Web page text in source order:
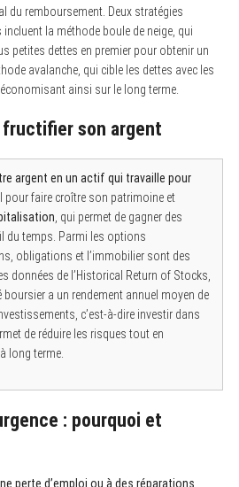
du remboursement. Deux stratégies
incluent la méthode boule de neige, qui
petites dettes en premier pour obtenir un
avalanche, qui cible les dettes avec les
ainsi sur le long terme.
son argent
argent en un actif qui travaille pour
pour faire croître son patrimoine et
, qui permet de gagner des
du temps. Parmi les options
obligations et l’immobilier sont des
données de l’Historical Return of Stocks,
boursier a un rendement annuel moyen de
c’est-à-dire investir dans
de réduire les risques tout en
long terme.
: pourquoi et
perte d’emploi ou à des réparations